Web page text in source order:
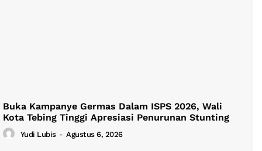
Buka Kampanye Germas Dalam ISPS 2026, Wali
Kota Tebing Tinggi Apresiasi Penurunan Stunting
Yudi Lubis - Agustus 6, 2026